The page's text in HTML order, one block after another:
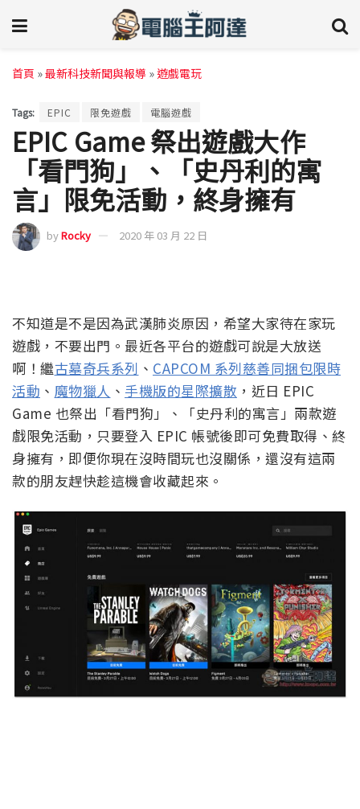
首頁 »最新科技新聞與報導 »遊戲電玩
Tags: EPIC 限免遊戲 電腦遊戲
EPIC Game 祭出遊戲大作
「看門狗」、「史丹利的寓
言」限免活動，終身擁有
byRocky 2020 年 03 月 22 日
不知道是不是因為武漢肺炎原因，希望大家待在家玩
遊戲，不要出門。最近各平台的遊戲可說是大放送
啊！繼古墓奇兵系列 、 CAPCOM 系列慈善同捆包限時
活動 、 魔物獵人 、 手機版的星際擴散 ，近日 EPIC
Game 也祭出「看門狗」、「史丹利的寓言」兩款遊
戲限免活動，只要登入 EPIC 帳號後即可免費取得、終
身擁有，即便你現在沒時間玩也沒關係，還沒有這兩
款的朋友趕快趁這機會收藏起來。